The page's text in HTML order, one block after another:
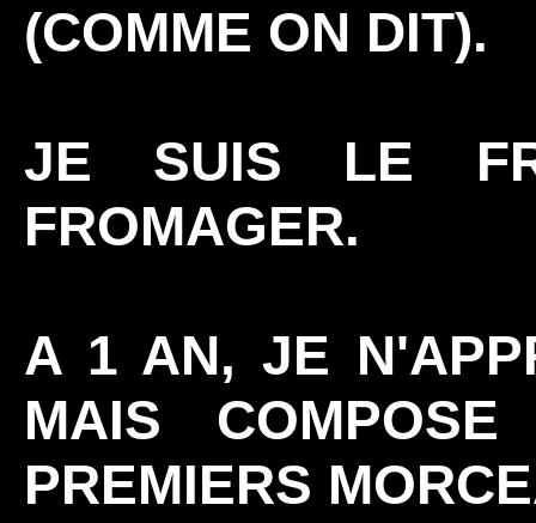
(COMME ON DIT).
JE SUIS LE
FROMAGER.
A 1 AN, JE
MAIS
PREMIERS